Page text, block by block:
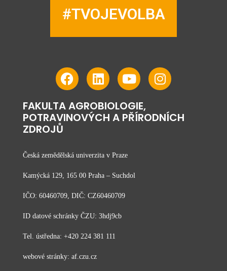
#TVOJEVOLBA
FAKULTA AGROBIOLOGIE,
POTRAVINOVÝCH A PŘÍRODNÍCH
ZDROJŮ
Česká zemědělská univerzita v Praze
Kamýcká 129, 165 00 Praha – Suchdol
IČO: 60460709, DIČ: CZ60460709
ID datové schránky ČZU: 3hdj9cb
Tel. ústředna: +420 224 381 111
webové stránky: af.czu.cz